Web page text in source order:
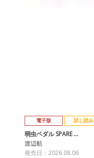
電子版 試し読み
弱虫ペダル SPARE …
渡辺航
発売日：2026.08.06